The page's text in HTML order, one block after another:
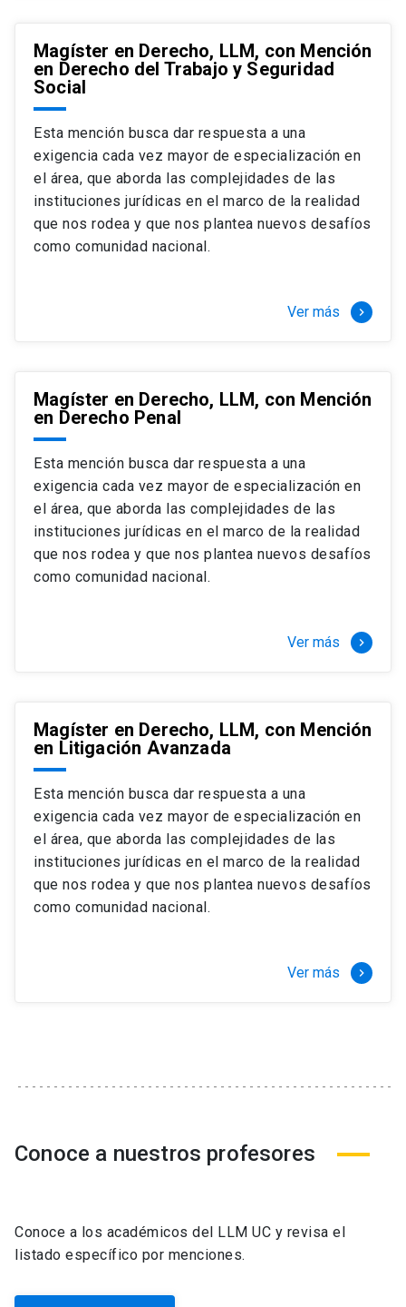
Magíster en Derecho, LLM, con Mención
en Derecho del Trabajo y Seguridad
Social
Esta mención busca dar respuesta a una
exigencia cada vez mayor de especialización en
el área, que aborda las complejidades de las
instituciones jurídicas en el marco de la realidad
que nos rodea y que nos plantea nuevos desafíos
como comunidad nacional.
Ver más keyboard_arrow_right
Magíster en Derecho, LLM, con Mención
en Derecho Penal
Esta mención busca dar respuesta a una
exigencia cada vez mayor de especialización en
el área, que aborda las complejidades de las
instituciones jurídicas en el marco de la realidad
que nos rodea y que nos plantea nuevos desafíos
como comunidad nacional.
Ver más keyboard_arrow_right
Magíster en Derecho, LLM, con Mención
en Litigación Avanzada
Esta mención busca dar respuesta a una
exigencia cada vez mayor de especialización en
el área, que aborda las complejidades de las
instituciones jurídicas en el marco de la realidad
que nos rodea y que nos plantea nuevos desafíos
como comunidad nacional.
Ver más keyboard_arrow_right
Conoce a nuestros profesores
Conoce a los académicos del LLM UC y revisa el
listado específico por menciones.